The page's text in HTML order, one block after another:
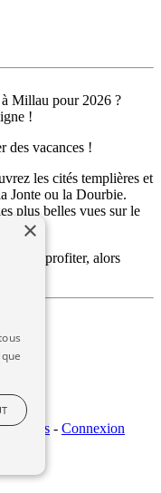
à Millau pour 2026 ?
!
des vacances !
les cités templières et
Jonte ou la Dourbie.
plus belles vues sur le
en profiter, alors
Légales - Connexion
×